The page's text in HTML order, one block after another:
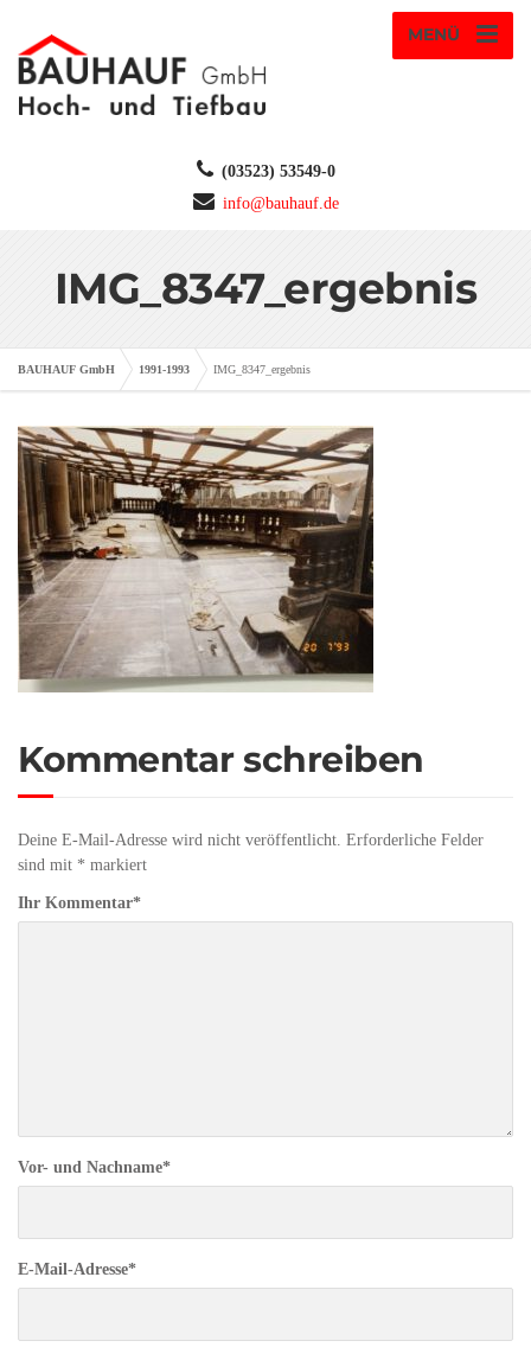
MENÜ
(03523) 53549-0
info@bauhauf.de
IMG_8347_ergebnis
BAUHAUF GmbH 1991-1993 IMG_8347_ergebnis
Kommentar schreiben
Deine E-Mail-Adresse wird nicht veröffentlicht. Erforderliche Felder
sind mit * markiert
Ihr Kommentar*
Vor- und Nachname*
E-Mail-Adresse*